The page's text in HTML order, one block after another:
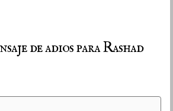
de adios para Rashad